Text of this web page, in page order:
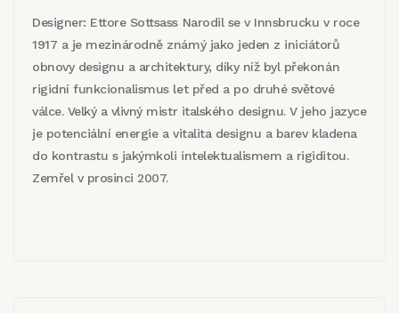
Designer: Ettore Sottsass Narodil se v Innsbrucku v roce
1917 a je mezinárodně známý jako jeden z iniciátorů
obnovy designu a architektury, díky níž byl překonán
rigidní funkcionalismus let před a po druhé světové
válce. Velký a vlivný mistr italského designu. V jeho jazyce
je potenciální energie a vitalita designu a barev kladena
do kontrastu s jakýmkoli intelektualismem a rigiditou.
Zemřel v prosinci 2007.